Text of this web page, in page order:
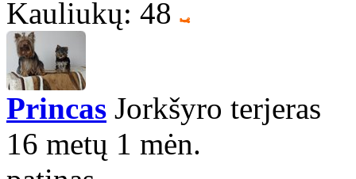
Kauliukų: 48
Princas Jorkšyro terjeras
16 metų 1 mėn.